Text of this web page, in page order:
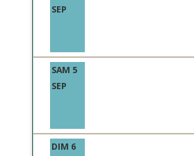
SEP
SAM 5
SEP
DIM 6